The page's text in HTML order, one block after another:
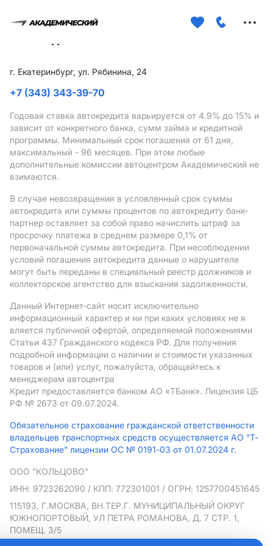
г. Екатеринбург, ул. Рябинина, 24
+7 (343) 343-39-70
Годовая ставка автокредита варьируется от 4.9% до 15% и
зависит от конкретного банка, сумм займа и кредитной
программы. Минимальный срок погашения от 61 дня,
максимальный - 96 месяцев. При этом любые
дополнительные комиссии автоцентром Академический не
взимаются.
В случае невозвращения в условленный срок суммы
автокредита или суммы процентов по автокредиту банк-
партнер оставляет за собой право начислить штраф за
просрочку платежа в среднем размере 0,1% от
первоначальной суммы автокредита. При несоблюдении
условий погашения автокредита данные о нарушителе
могут быть переданы в специальный реестр должников и
коллекторское агентство для взыскания задолженности.
Данный Интернет-сайт носит исключительно
информационный характер и ни при каких условиях не я
вляется публичной офертой, определяемой положениями
Статьи 437 Гражданского кодекса РФ. Для получения
подробной информации о наличии и стоимости указанных
товаров и (или) услуг, пожалуйста, обращайтесь к
менеджерам автоцентра
Кредит предоставляется банком АO «ТБанк». Лицензия ЦБ
РФ № 2673 от 09.07.2024.
Обязательное страхование гражданской ответственности
владельцев транспортных средств осуществляется АО "Т-
Страхование" лицензии ОС № 0191-03 от 01.07.2024 г.
ООО "КОЛЬЦОВО"
ИНН: 9723262090 / КПП: 772301001 / ОГРН: 1257700451645
115193, Г.МОСКВА, ВН.ТЕР.Г. МУНИЦИПАЛЬНЫЙ ОКРУГ
ЮЖНОПОРТОВЫЙ, УЛ ПЕТРА РОМАНОВА, Д. 7 СТР. 1,
ПОМЕЩ. 3/5